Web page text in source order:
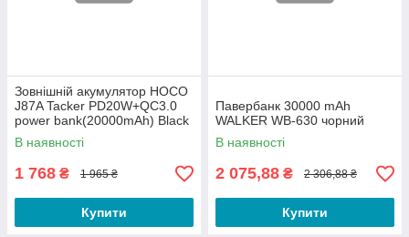
Зовнішній акумулятор HOCO
J87A Tacker PD20W+QC3.0
power bank(20000mAh) Black
В наявності
1 768 ₴ 1 965 ₴
Купити
Павербанк 30000 mAh
WALKER WB-630 чорний
В наявності
2 075,88 ₴ 2 306,88 ₴
Купити